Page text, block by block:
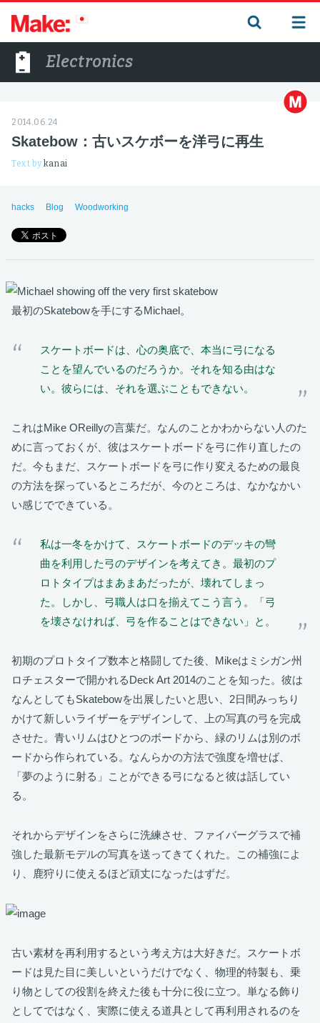
Electronics
2014.06.24
Skatebow：古いスケボーを洋弓に再生
Text bykanai
hacks Blog Woodworking
最初のSkatebowを手にするMichael。
スケートボードは、心の奥底で、本当に弓になる
ことを望んでいるのだろうか。それを知る由はな
い。彼らには、それを選ぶこともできない。
これはMike OReillyの言葉だ。なんのことかわからない人のた
めに言っておくが、彼はスケートボードを弓に作り直したの
だ。今もまだ、スケートボードを弓に作り変えるための最良
の方法を探っているところだが、今のところは、なかなかい
い感じでできている。
私は一冬をかけて、スケートボードのデッキの彎
曲を利用した弓のデザインを考えてき。最初のプ
ロトタイプはまあまあだったが、壊れてしまっ
た。しかし、弓職人は口を揃えてこう言う。「弓
を壊さなければ、弓を作ることはできない」と。
初期のプロトタイプ数本と格闘してた後、Mikeはミシガン州
ロチェスターで開かれるDeck Art 2014のことを知った。彼は
なんとしてもSkatebowを出展したいと思い、2日間みっちり
かけて新しいライザーをデザインして、上の写真の弓を完成
させた。青いリムはひとつのボードから、緑のリムは別のボ
ードから作られている。なんらかの方法で強度を増せば、
「夢のように射る」ことができる弓になると彼は話してい
る。
それからデザインをさらに洗練させ、ファイバーグラスで補
強した最新モデルの写真を送ってきてくれた。この補強によ
り、鹿狩りに使えるほど頑丈になったはずだ。
古い素材を再利用するという考え方は大好きだ。スケートボ
ードは見た目に美しいというだけでなく、物理的特製も、乗
り物としての役割を終えた後も十分に役に立つ。単なる飾り
としてではなく、実際に使える道具として再利用されるのを